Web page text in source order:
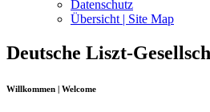
Datenschutz
Übersicht | Site Map
Deutsche Liszt-
Willkommen | Welcome